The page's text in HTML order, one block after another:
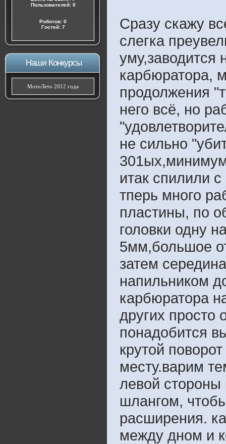
Пользователей: 0
Роботов: 0
Гостей: 7
Наши Конкурсы
МотоЛето 2012 года
Cразу скажу
слегка
уму,заводится
карбюратора,
продолжения
него всё, но
не сильно
итак спилили
тперь много
пластины, по
головки одну
5мм,большое
затем
напильником
карбюратора
других просто
понадобится
крутой
месту.варим
левой стороны
шлангом,
расширения.
между дном и